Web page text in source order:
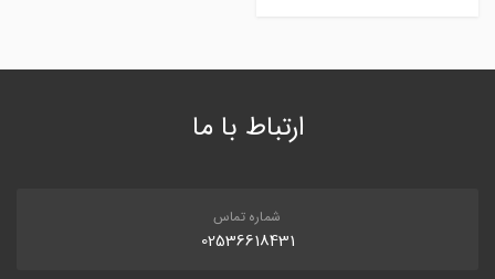
ارتباط با ما
شماره تماس
02536618431